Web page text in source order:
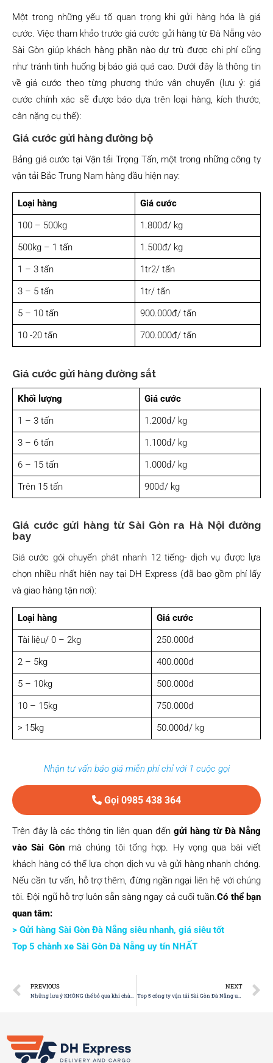
Một trong những yếu tố quan trọng khi gửi hàng hóa là giá
cước. Việc tham khảo trước giá cước gửi hàng từ Đà Nẵng vào
Sài Gòn giúp khách hàng phần nào dự trù được chi phí cũng
như tránh tình huống bị báo giá quá cao. Dưới đây là thông tin
về giá cước theo từng phương thức vận chuyển (lưu ý: giá
cước chính xác sẽ được báo dựa trên loại hàng, kích thước,
cân nặng cụ thể):
Giá cước gửi hàng đường bộ
Bảng giá cước tại Vận tải Trọng Tấn, một trong những công ty
vận tải Bắc Trung Nam hàng đầu hiện nay:
Loại hàng
Giá cước
100 – 500kg
1.800đ/ kg
500kg – 1 tấn
1.500đ/ kg
1 – 3 tấn
1tr2/ tấn
3 – 5 tấn
1tr/ tấn
5 – 10 tấn
900.000đ/ tấn
10 -20 tấn
700.000đ/ tấn
Giá cước gửi hàng đường sắt
Khối lượng
Giá cước
1 – 3 tấn
1.200đ/ kg
3 – 6 tấn
1.100đ/ kg
6 – 15 tấn
1.000đ/ kg
Trên 15 tấn
900đ/ kg
Giá cước gửi hàng từ Sài Gòn ra Hà Nội đường
bay
Giá cước gói chuyển phát nhanh 12 tiếng- dịch vụ được lựa
chọn nhiều nhất hiện nay tại DH Express (đã bao gồm phí lấy
và giao hàng tận nơi):
Loại hàng
Giá cước
Tài liệu/ 0 – 2kg
250.000đ
2 – 5kg
400.000đ
5 – 10kg
500.000đ
10 – 15kg
750.000đ
> 15kg
50.000đ/ kg
Nhận tư vấn báo giá miễn phí chỉ với 1 cuộc gọi
Gọi 0985 438 364
Trên đây là các thông tin liên quan đến gửi hàng từ Đà Nẵng
vào Sài Gònmà chúng tôi tổng hợp. Hy vọng qua bài viết
khách hàng có thể lựa chọn dịch vụ và gửi hàng nhanh chóng.
Nếu cần tư vấn, hỗ trợ thêm, đừng ngần ngại liên hệ với chúng
tôi. Đội ngũ hỗ trợ luôn sẵn sàng ngay cả cuối tuần.Có thể bạn
quan tâm:
> Gửi hàng Sài Gòn Đà Nẵng siêu nhanh, giá siêu tốt
Top 5 chành xe Sài Gòn Đà Nẵng uy tín NHẤT
PREVIOUS NEXT
Top 5 công ty vận tải Sài Gòn Đà Nẵng uy tín, chất lượng